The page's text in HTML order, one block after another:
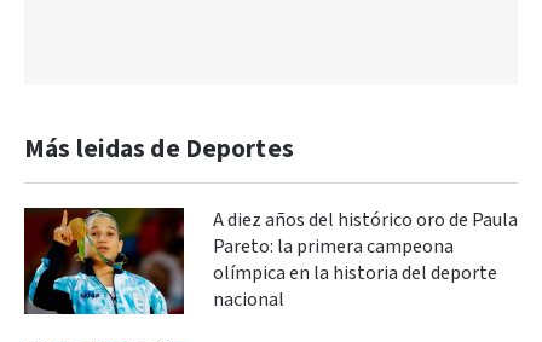
Más leidas de Deportes
A diez años del histórico oro de Paula
Pareto: la primera campeona
olímpica en la historia del deporte
nacional